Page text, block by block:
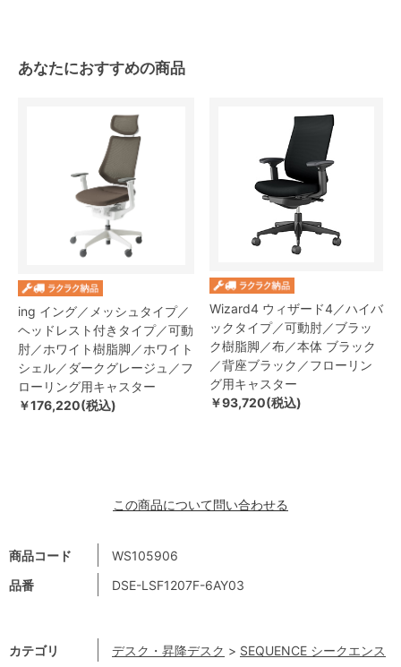
商品コード
WS105906
品番
DSE-LSF1207F-6AY03
カテゴリ デスク・昇降デスク > SEQUENCE シークエンス
あなたにおすすめの商品
ing イング／メッシュタイプ／
ヘッドレスト付きタイプ／可動
肘／ホワイト樹脂脚／ホワイト
シェル／ダークグレージュ／フ
ローリング用キャスター
￥176,220(税込)
Wizard4 ウィザード4／ハイバ
ックタイプ／可動肘／ブラッ
ク樹脂脚／布／本体 ブラック
／背座ブラック／フローリン
グ用キャスター
￥93,720(税込)
この商品について問い合わせる